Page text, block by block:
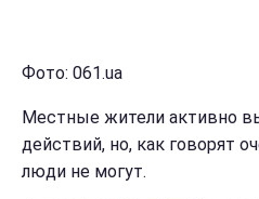
Фото: 061.ua
Местные жители активно
действий, но, как говорят
люди не могут.